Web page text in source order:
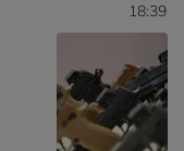
18:39